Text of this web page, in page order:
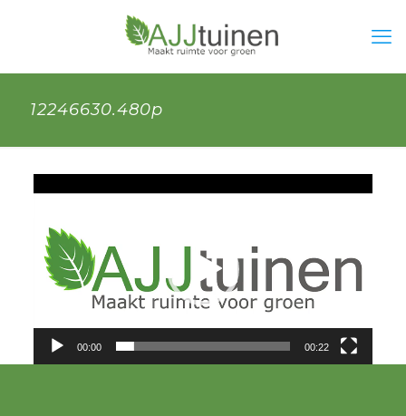
12246630.480p
00:00 00:22